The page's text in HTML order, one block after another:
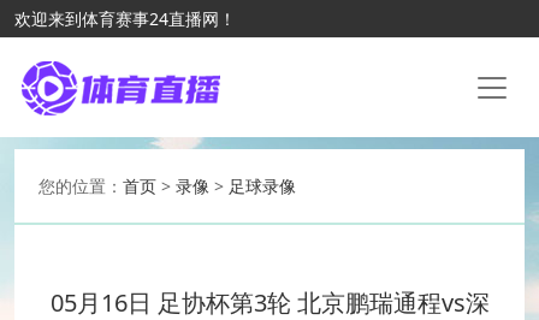
欢迎来到体育赛事24直播网！
您的位置： 首页 > 录像 > 足球录像
05月16日 足协杯第3轮 北京鹏瑞通程vs深